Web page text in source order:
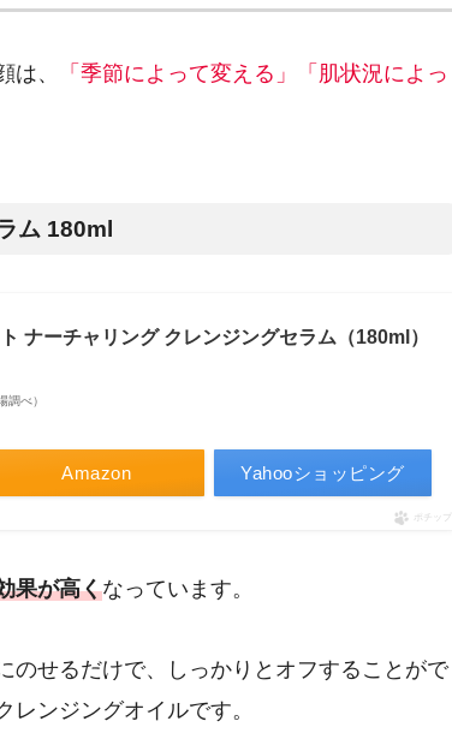
、
「季節によって変える」「肌状況によっ
ム 180ml
ナーチャリング クレンジングセラム（180ml）
調べ）
Amazon Yahooショッピング
ポチップ
果が高くなっています。
せるだけで、しっかりとオフすることがで
レンジングオイルです。